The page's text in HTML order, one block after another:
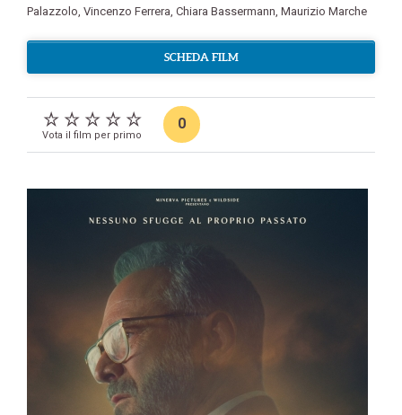
Palazzolo Vincenzo Ferrera Chiara Bassermann Maurizio Marche
SCHEDA FILM
Vota il film per primo
0